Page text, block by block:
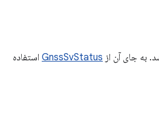
GnssSvStatus استفاده